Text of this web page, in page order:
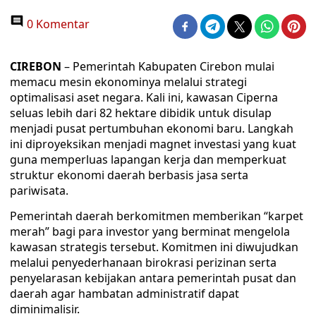
0 Komentar
CIREBON – Pemerintah Kabupaten Cirebon mulai
memacu mesin ekonominya melalui strategi
optimalisasi aset negara. Kali ini, kawasan Ciperna
seluas lebih dari 82 hektare dibidik untuk disulap
menjadi pusat pertumbuhan ekonomi baru. Langkah
ini diproyeksikan menjadi magnet investasi yang kuat
guna memperluas lapangan kerja dan memperkuat
struktur ekonomi daerah berbasis jasa serta
pariwisata.
​Pemerintah daerah berkomitmen memberikan “karpet
merah” bagi para investor yang berminat mengelola
kawasan strategis tersebut. Komitmen ini diwujudkan
melalui penyederhanaan birokrasi perizinan serta
penyelarasan kebijakan antara pemerintah pusat dan
daerah agar hambatan administratif dapat
diminimalisir.